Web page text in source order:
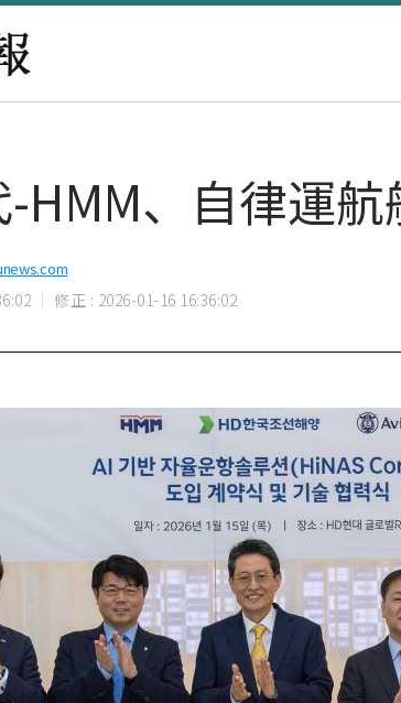
-HMM、自律運
修正 : 2026-01-16 16:36:02